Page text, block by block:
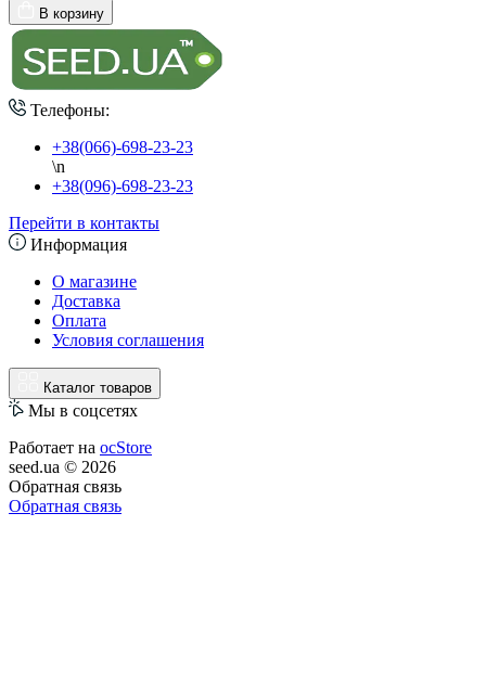
В корзину
Телефоны:
+38(066)-698-23-23
\n
+38(096)-698-23-23
Перейти в контакты
Информация
О магазине
Доставка
Оплата
Условия соглашения
Каталог товаров
Мы в соцсетях
Работает на ocStore
seed.ua © 2026
Обратная связь
Обратная связь